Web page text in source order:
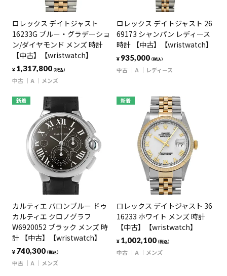
ロレックス デイトジャスト
16233G ブルー・グラデーショ
ン/ダイヤモンド メンズ 時計
【中古】【wristwatch】
¥ 1,317,800（税込）
中古 A メンズ
ロレックス デイトジャスト 26
69173 シャンパン レディース
時計 【中古】【wristwatch】
¥ 935,000（税込）
中古 A レディース
新着
カルティエ バロンブルー ドゥ
カルティエ クロノグラフ
W6920052 ブラック メンズ 時
計 【中古】【wristwatch】
¥ 740,300（税込）
中古 A メンズ
新着
ロレックス デイトジャスト 36
16233 ホワイト メンズ 時計
【中古】【wristwatch】
¥ 1,002,100（税込）
中古 A メンズ